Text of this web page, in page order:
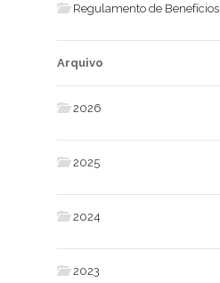
Regulamento de Benefícios
Arquivo
2026
2025
2024
2023